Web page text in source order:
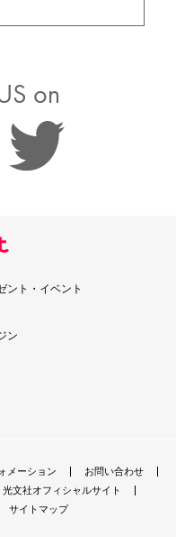
on
ント・イベント
ン
メーション
お問い合わせ
光文社オフィシャルサイト
サイトマップ